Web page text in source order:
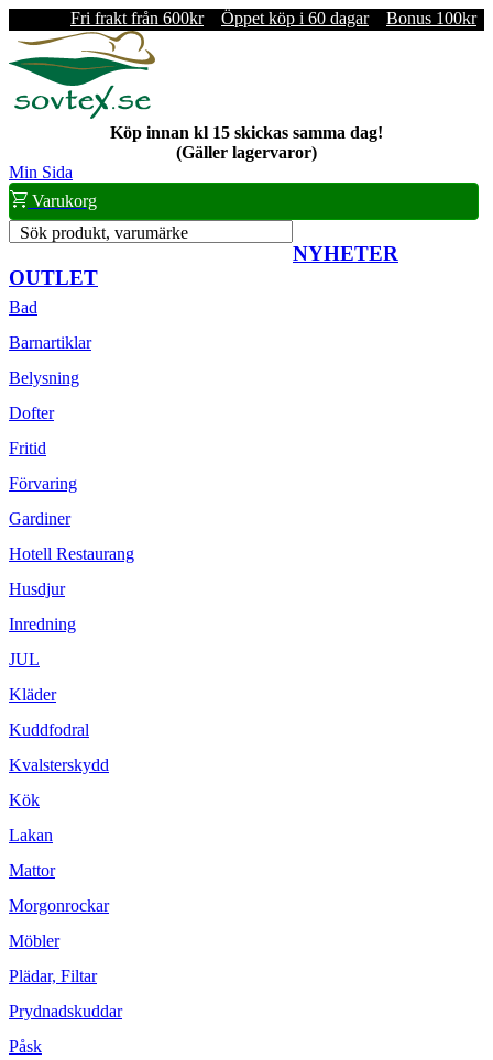
Fri frakt från 600kr Öppet köp i 60 dagar Bonus 100kr
Köp innan kl 15 skickas samma dag!
(Gäller lagervaror)
Min Sida
Varukorg
Sök produkt, varumärke
NYHETER
OUTLET
Bad
Barnartiklar
Belysning
Dofter
Fritid
Förvaring
Gardiner
Hotell Restaurang
Husdjur
Inredning
JUL
Kläder
Kuddfodral
Kvalsterskydd
Kök
Lakan
Mattor
Morgonrockar
Möbler
Plädar, Filtar
Prydnadskuddar
Påsk